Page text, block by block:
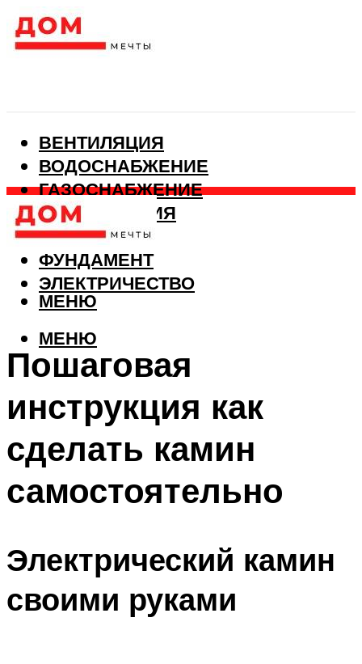
ВЕНТИЛЯЦИЯ
ВОДОСНАБЖЕНИЕ
ГАЗОСНАБЖЕНИЕ
КАНАЛИЗАЦИЯ
ОТОПЛЕНИЕ
ФУНДАМЕНТ
ЭЛЕКТРИЧЕСТВО
МЕНЮ
МЕНЮ
Пошаговая
инструкция как
сделать камин
самостоятельно
Электрический камин
своими руками